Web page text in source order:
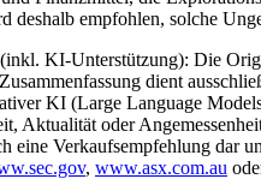
deshalb empfohlen, solche
KI-Unterstützung): Die
dient
KI (Large Language
Aktualität oder
eine Verkaufsempfehlung dar
, www.asx.com.au